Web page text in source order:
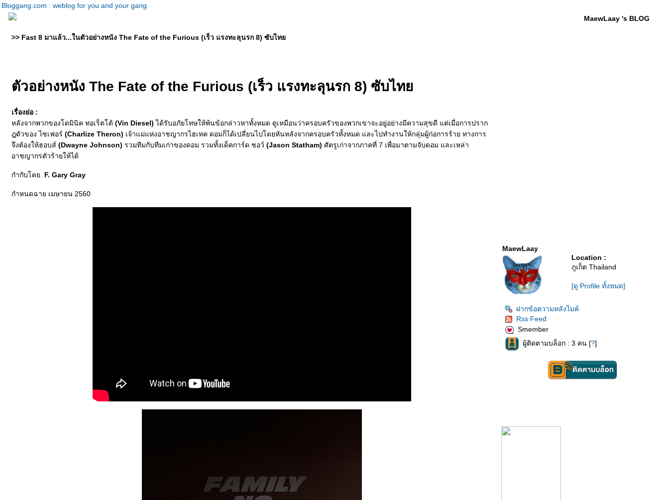
Bloggang.com : weblog for you and your gang
MaewLaay 's BLOG
>> Fast 8 มาแล้ว...ในตัวอย่างหนัง The Fate of the Furious (เร็ว แรงทะลุนรก 8) ซับไท
ตัวอย่างหนัง The Fate of the Furious (เร็ว แรงทะลุนรก 8) ซับไท
เรื่องย่อ :
หลังจากพวกของโดมินิค ทอเร็ตโต้ (Vin Diesel) ได้รับอภัยโทษให้พ้นข้อกล่าวหาทั้งหมด ดูเหมือนว่าครอบครัวของพวกเขาจะอยู่อย่างมีความสุขดี แต่เมื่อการปราก
ฎตัวของ ไซเฟอร์ (Charlize Theron) เจ้าแม่แห่งอาชญากรไฮเทค ดอมก็ได้เปลี่ยนไปโดยหันหลังจากครอบครัวทั้งหมด และไปทำงานให้กลุ่มผู้ก่อการร้าย ทางการ
จึงต้องให้ฮอบส์ (Dwayne Johnson) รวมทีมกับทีมเก่าของดอม รวมทั้งเด็คการ์ด ชอว์ (Jason Statham) ศัตรูเก่าจากภาคที่ 7 เพื่อมาตามจับดอม และเหล่า
อาชญากรตัวร้ายให้ได้
กำกับโด F. Gary Gray
กำหนดฉาย เมษายน 2560
MaewLaay
Location :
ภูเก็ต Thailand
[ดู Profile ทั้งหมด]
ฝากข้อความหลังไมค์
Rss Feed
Smember
ผู้ติดตามบล็อก : 3 คน [?]